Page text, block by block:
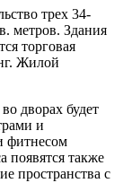
трех 34-
метров. Здания
торговая
Жилой
дворах будет
и
фитнесом
появятся также
пространства с